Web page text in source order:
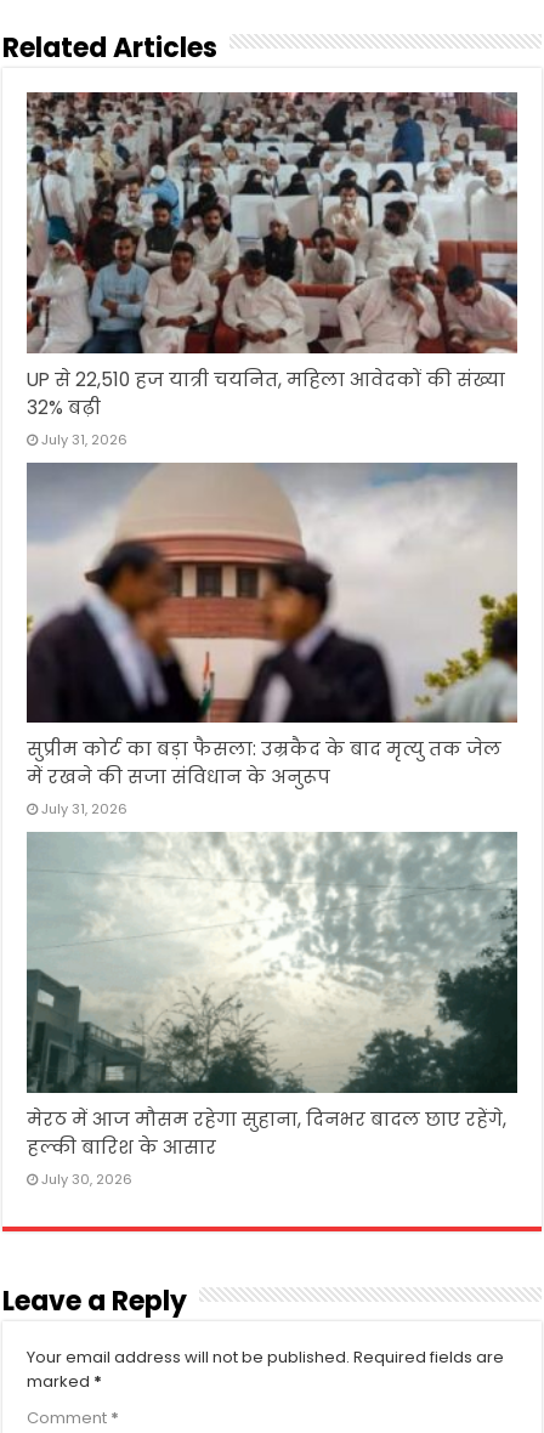
Related Articles
UP से 22,510 हज यात्री चयनित, महिला आवेदकों की संख्या
32% बढ़ी
July 31, 2026
सुप्रीम कोर्ट का बड़ा फैसला: उम्रकैद के बाद मृत्यु तक जेल
में रखने की सजा संविधान के अनुरूप
July 31, 2026
मेरठ में आज मौसम रहेगा सुहाना, दिनभर बादल छाए रहेंगे,
हल्की बारिश के आसार
July 30, 2026
Leave a Reply
Your email address will not be published. Required fields are
marked *
Comment *